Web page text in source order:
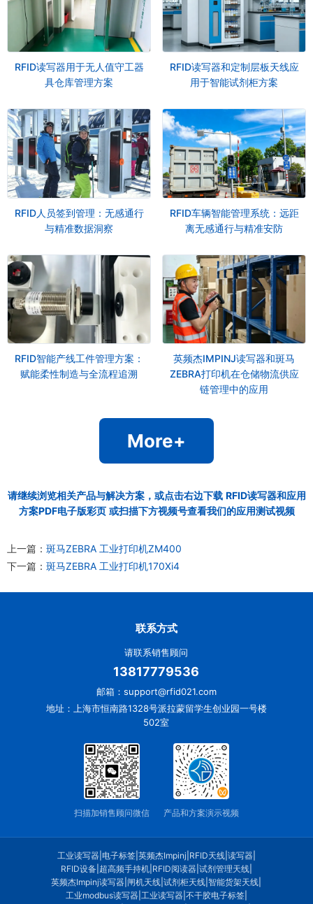
RFID读写器用于无人值守工器
具仓库管理方案
RFID读写器和定制层板天线应
用于智能试剂柜方案
RFID人员签到管理：无感通行
与精准数据洞察
RFID车辆智能管理系统：远距
离无感通行与精准安防
RFID智能产线工件管理方案：
赋能柔性制造与全流程追溯
英频杰IMPINJ读写器和斑马
ZEBRA打印机在仓储物流供应
链管理中的应用
More+
请继续浏览相关产品与解决方案，或点击右边下载 RFID读写器和应用
方案PDF电子版彩页 或扫描下方视频号查看我们的应用测试视频
上一篇： 斑马ZEBRA 工业打印机ZM400
下一篇： 斑马ZEBRA 工业打印机170Xi4
联系方式
请联系销售顾问
13817779536
邮箱：support@rfid021.com
地址：上海市恒南路1328号派拉蒙留学生创业园一号楼
502室
扫描加销售顾问微信 产品和方案演示视频
工业读写器| 电子标签| 英频杰Impinj RFID天线| 读写器|
RFID设备| 超高频手持机| RFID阅读器| 试剂管理天线|
英频杰Impinj读写器 |闸机天线 |试剂柜天线 |智能货架天线
工业modbus读写器| 工业读写器| 不干胶电子标签|